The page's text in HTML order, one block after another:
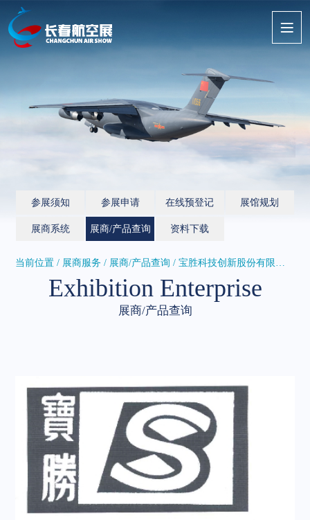
参展须知 参展申请 在线预登记 展馆规划
展商系统 展商/产品查询 资料下载
当前位置 / 展商服务 / 展商/产品查询 / 宝胜科技创新股份有限公司
Exhibition Enterprise
展商/产品查询